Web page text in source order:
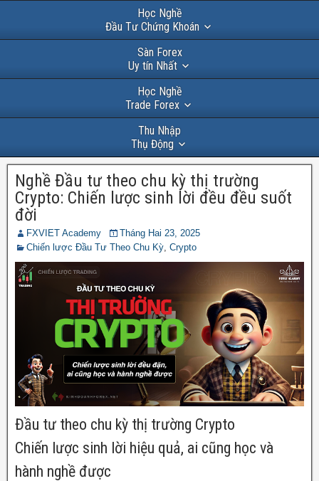
Học Nghề
Đầu Tư Chứng Khoán
Sàn Forex
Uy tín Nhất
Học Nghề
Trade Forex
Thu Nhập
Thụ Động
Nghề Đầu tư theo chu kỳ thị trường
Crypto: Chiến lược sinh lời đều đều suốt
đời
FXVIET Academy
Tháng Hai 23, 2025
Chiến lược Đầu Tư Theo Chu Kỳ Crypto
Đầu tư theo chu kỳ thị trường Crypto
Chiến lược sinh lời hiệu quả, ai cũng học và
hành nghề được